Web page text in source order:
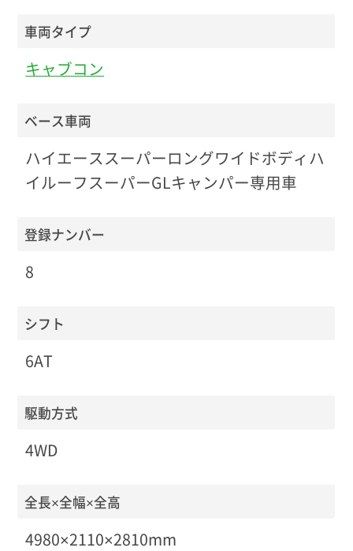
車両タイプ
キャブコン
ベース車両
ハイエーススーパーロングワイドボディハ
イルーフスーパーGLキャンパー専用車
登録ナンバー
8
シフト
6AT
駆動方式
4WD
全長×全幅×全高
4980×2110×2810mm